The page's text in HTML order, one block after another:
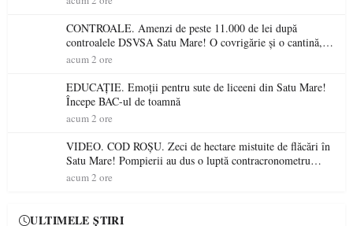
CONTROALE. Amenzi de peste 11.000 de lei după
controalele DSVSA Satu Mare! O covrigărie și o cantină,
sancționate pentru nereguli
acum 2 ore
EDUCAȚIE. Emoții pentru sute de liceeni din Satu Mare!
Începe BAC-ul de toamnă
acum 2 ore
VIDEO. COD ROȘU. Zeci de hectare mistuite de flăcări în
Satu Mare! Pompierii au dus o luptă contracronometru
pentru a salva o pădure de la dezastru
acum 2 ore
ULTIMELE ȘTIRI